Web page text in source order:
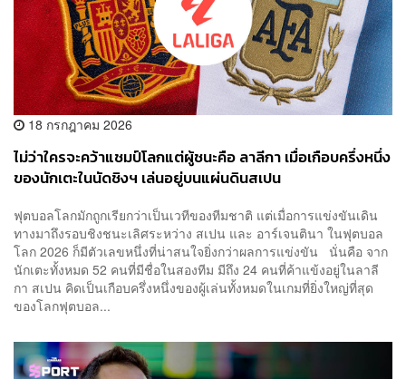
18 กรกฎาคม 2026
ไม่ว่าใครจะคว้าแชมป์โลกแต่ผู้ชนะคือ ลาลีกา เมื่อเกือบครึ่งหนึ่ง
ของนักเตะในนัดชิงฯ เล่นอยู่บนแผ่นดินสเปน
ฟุตบอลโลกมักถูกเรียกว่าเป็นเวทีของทีมชาติ แต่เมื่อการแข่งขันเดิน
ทางมาถึงรอบชิงชนะเลิศระหว่าง สเปน และ อาร์เจนตินา ในฟุตบอล
โลก 2026 ก็มีตัวเลขหนึ่งที่น่าสนใจยิ่งกว่าผลการแข่งขัน นั่นคือ จาก
นักเตะทั้งหมด 52 คนที่มีชื่อในสองทีม มีถึง 24 คนที่ค้าแข้งอยู่ในลาลี
กา สเปน คิดเป็นเกือบครึ่งหนึ่งของผู้เล่นทั้งหมดในเกมที่ยิ่งใหญ่ที่สุด
ของโลกฟุตบอล...